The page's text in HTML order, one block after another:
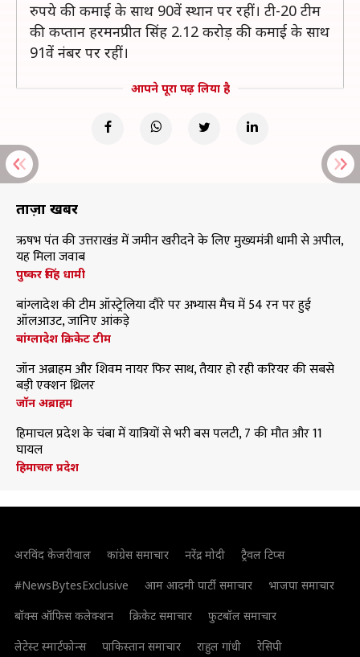
रुपये की कमाई के साथ 90वें स्थान पर रहीं। टी-20 टीम
की कप्तान हरमनप्रीत सिंह 2.12 करोड़ की कमाई के साथ
91वें नंबर पर रहीं।
आपने पूरा पढ़ लिया है
ताज़ा खबरें
ऋषभ पंत की उत्तराखंड में जमीन खरीदने के लिए मुख्यमंत्री धामी से अपील,
यह मिला जवाब
पुष्कर सिंह धामी
बांग्लादेश की टीम ऑस्ट्रेलिया दौरे पर अभ्यास मैच में 54 रन पर हुई
ऑलआउट, जानिए आंकड़े
बांग्लादेश क्रिकेट टीम
जॉन अब्राहम और शिवम नायर फिर साथ, तैयार हो रही करियर की सबसे
बड़ी एक्शन थ्रिलर
जॉन अब्राहम
हिमाचल प्रदेश के चंबा में यात्रियों से भरी बस पलटी, 7 की मौत और 11
घायल
हिमाचल प्रदेश
अरविंद केजरीवाल कांग्रेस समाचार नरेंद्र मोदी
ट्रैवल टिप्स
#NewsBytesExclusive
आम आदमी पार्टी समाचार
भाजपा समाचार
बॉक्स ऑफिस कलेक्शन
क्रिकेट समाचार
फुटबॉल समाचार
लेटेस्ट स्मार्टफोन्स
पाकिस्तान समाचार राहुल गांधी रेसिपी